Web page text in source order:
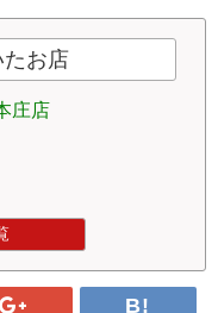
たお店
庄店